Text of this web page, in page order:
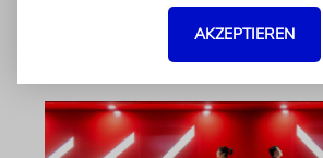
von Rabbinerin Yael Deusel
AKZEPTIEREN